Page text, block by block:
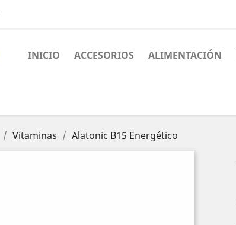
INICIO ACCESORIOS ALIMENTACIÓN
Vitaminas Alatonic B15 Energético